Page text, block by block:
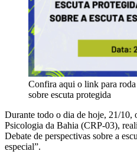
Confira aqui o link para
sobre escuta protegida
Durante todo o dia de hoje, 21/10,
Psicologia da Bahia (CRP-03),
Debate de perspectivas sobre a
especial”.